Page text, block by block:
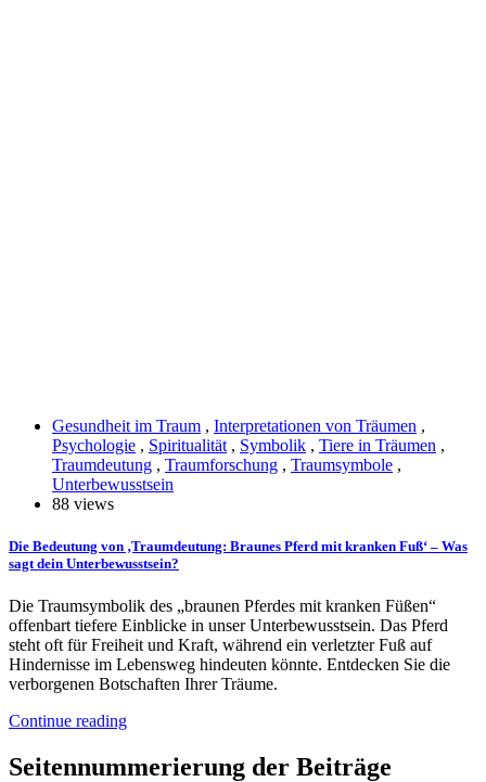
Gesundheit im Traum , Interpretationen von Träumen ,
Psychologie , Spiritualität , Symbolik , Tiere in Träumen ,
Traumdeutung , Traumforschung , Traumsymbole ,
Unterbewusstsein
88 views
Die Bedeutung von ‚Traumdeutung: Braunes Pferd mit kranken Fuß‘ – Was
sagt dein Unterbewusstsein?
Die Traumsymbolik des „braunen Pferdes mit kranken Füßen“
offenbart tiefere Einblicke in unser Unterbewusstsein. Das Pferd
steht oft für Freiheit und Kraft, während ein verletzter Fuß auf
Hindernisse im Lebensweg hindeuten könnte. Entdecken Sie die
verborgenen Botschaften Ihrer Träume.
Continue reading
Seitennummerierung der Beiträge